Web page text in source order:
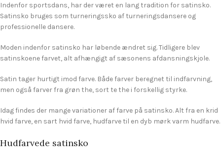
Indenfor sportsdans, har der været en lang tradition for satinsko.
Satinsko bruges som turneringssko af turneringsdansere og
professionelle dansere.
Moden indenfor satinsko har løbende ændret sig. Tidligere blev
satinskoene farvet, alt afhængigt af sæsonens afdansningskjole.
Satin tager hurtigt imod farve. Både farver beregnet til indfarvning,
men også farver fra grøn the, sort te the i forskellig styrke.
Idag findes der mange variationer af farve på satinsko. Alt fra en krid
hvid farve, en sart hvid farve, hudfarve til en dyb mørk varm hudfarve.
Hudfarvede satinsko